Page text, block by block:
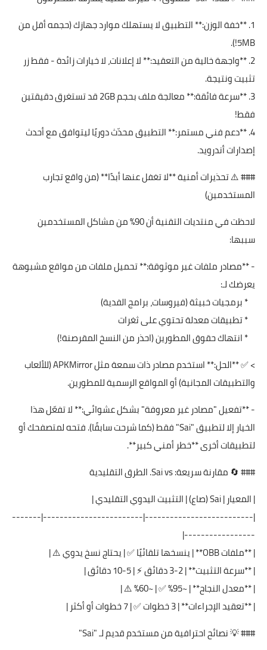
1. **خفة الوزن:** التطبيق لا يستهلك موارد جهازك (حجمه أقل من
5MB!).
2. **واجهة خالية من التعقيد:** لا إعلانات، لا خيارات زائدة - فقط زر
تثبيت ونتيجة.
3. **سرعة فائقة:** معالجة ملف بحجم 2GB قد تستغرق دقيقتين
فقط!
4. **دعم فني مستمر:** التطبيق محدّث دوريًا ليتوافق مع أحدث
إصدارات أندرويد.
### ⚠️ تحذيرات أمنية **لا تغفل عنها أبدًا** (من واقع تجارب
المستخدمين)
لاحظت في منتديات التقنية أن 90% من مشاكل المستخدمين
سببها:
- **مصادر ملفات غير موثوقة:** تحميل ملفات من مواقع مشبوهة
يعرضك لـ:
* برمجيات خبيثة (فيروسات، برامج الفدية)
* تطبيقات معدلة تحتوي على ثغرات
* انتهاك حقوق المطورين (احذر من النسخ المقرصنة!)
> ✅ **الحل:** استخدم مصادر ذات سمعة مثل APKMirror (للألعاب
والتطبيقات المجانية) أو المواقع الرسمية للمطورين.
- **تفعيل "مصادر غير معروفة" بشكل عشوائي:** لا تفعّل هذا
الخيار إلا لتطبيق "Sai" فقط (كما شرحت سابقًا). فتحه لمتصفحك أو
لتطبيقات أخرى **خطر أمني كبير**.
### 🔄 مقارنة سريعة: Sai vs. الطرق التقليدية
| المعيار | Sai (صاع) | التثبيت اليدوي التقليدي |
|--------------------------|------------------------|-------
-----------------|
| **ملفات OBB** | ينسخها تلقائيًا ✅ | يحتاج نسخ يدوي ⚠️ |
| **سرعة التثبيت** | 2-3 دقائق ⚡ | 5-10 دقائق |
| **معدل النجاح** | ~95% ✅ | ~60% ⚠️ |
| **تعقيد الإجراءات** | 3 خطوات ✅ | 7 خطوات أو أكثر |
### 💡 نصائح احترافية من مستخدم قديم لـ "Sai"